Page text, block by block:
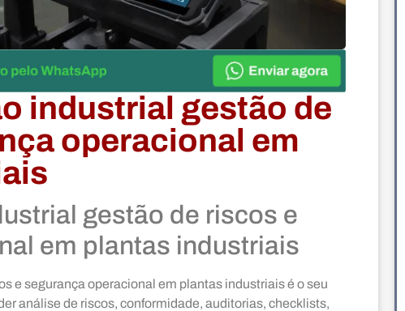
industrial gestão de
operacional em
gestão de riscos e
em plantas industriais
e segurança operacional em plantas industriais é o seu
análise de riscos, conformidade, auditorias, checklists,